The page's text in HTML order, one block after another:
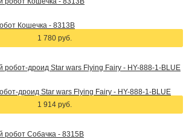
Кошечка - 8313B
1 780 руб.
дроид Star wars Flying Fairy - HY-888-1-BLUE
1 914 руб.